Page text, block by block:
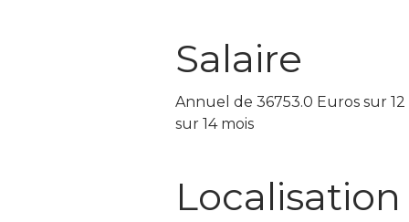
Salaire
Annuel de 36753.0 Euros sur 12
sur 14 mois
Localisation